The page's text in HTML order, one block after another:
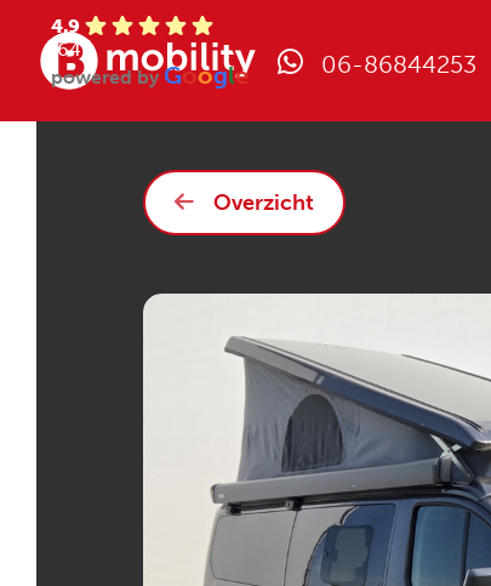
4.9
(64)
powered byGoogle 06-86844253
Overzicht